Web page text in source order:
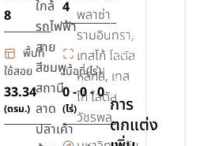
8 4
พื้นที่
ใช้สอย
33.34
(ตรม.)
เนื้อที่(ไร่)
0 - 0 - 0
(ไร่)
ใกล้
รถไฟฟ้า
สาย
สีชมพู
สถานี
ลาด
ปลาเค้า
พลาซ่า
รามอินทรา,
เทสโก้ โลตัส
หลักสี่, เทส
โก้ โลตัส
วัชรพล
ความ
ปลอดภัย
24 ชม.
ยิม,ฟิตเนส
การ
ตกแต่ง